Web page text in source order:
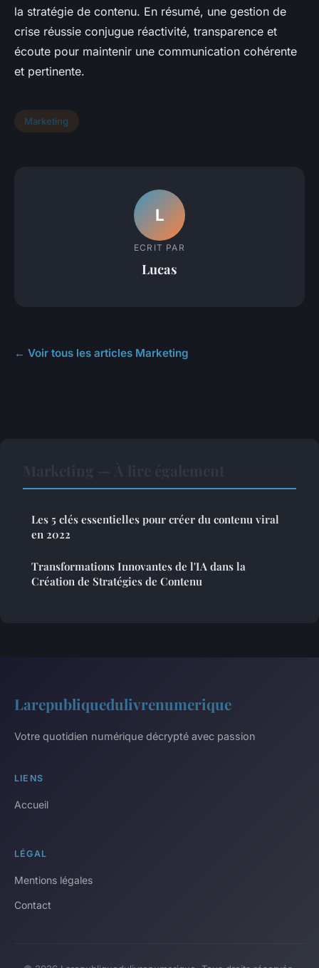
la stratégie de contenu. En résumé, une gestion de
crise réussie conjugue réactivité, transparence et
écoute pour maintenir une communication cohérente
et pertinente.
Marketing
L
ECRIT PAR
Lucas
← Voir tous les articles Marketing
Les 5 clés essentielles pour créer du contenu viral
en 2022
Transformations Innovantes de l'IA dans la
Création de Stratégies de Contenu
Larepubliquedulivrenumerique
Votre quotidien numérique décrypté avec passion
LIENS
Accueil
LÉGAL
Mentions légales
Contact